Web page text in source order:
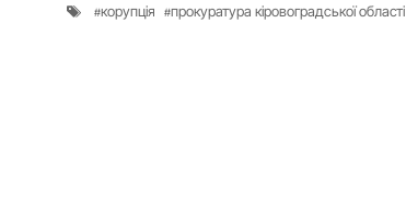
корупція прокуратура кіровоградської області